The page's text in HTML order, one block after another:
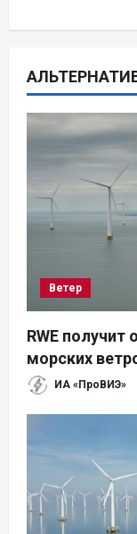
и
я
п
о
п
и
с
Ветер
RWE
морских
ИА «ПроВИЭ»